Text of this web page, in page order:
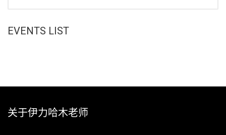
EVENTS LIST
关于伊力哈木老师